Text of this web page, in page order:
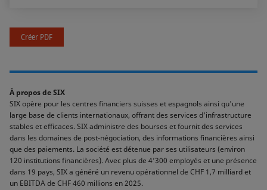
Créer PDF
À propos de SIX
SIX opère pour les centres financiers suisses et espagnols ainsi qu'une
large base de clients internationaux, offrant des services d'infrastructure
stables et efficaces. SIX administre des bourses et fournit des services
dans les domaines de post-négociation, des informations financières ainsi
que des paiements. La société est détenue par ses utilisateurs (environ
120 institutions financières). Avec plus de 4’300 employés et une présence
dans 19 pays, SIX a généré un revenu opérationnel de CHF 1,7 milliard et
un EBITDA de CHF 460 millions en 2025.